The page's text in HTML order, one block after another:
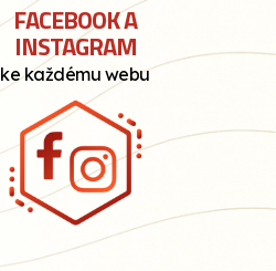
FACEBOOK A
INSTAGRAM
ke každému webu